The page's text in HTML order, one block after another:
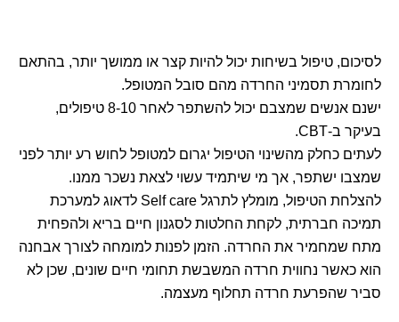
לסיכום, טיפול בשיחות יכול להיות קצר או ממושך יותר, בהתאם
לחומרת תסמיני החרדה מהם סובל המטופל.
ישנם אנשים שמצבם יכול להשתפר לאחר 8-10 טיפולים,
בעיקר ב-CBT.
לעתים כחלק מהשינוי הטיפול יגרום למטופל לחוש רע יותר לפני
שמצבו ישתפר, אך מי שיתמיד עשוי לצאת נשכר ממנו.
להצלחת הטיפול, מומלץ לתרגל Self care לדאוג למערכת
תמיכה חברתית, לקחת החלטות לסגנון חיים בריא ולהפחית
מתח שמחמיר את החרדה. הזמן לפנות למומחה לצורך אבחנה
הוא כאשר נחווית חרדה המשבשת תחומי חיים שונים, שכן לא
סביר שהפרעת חרדה תחלוף מעצמה.